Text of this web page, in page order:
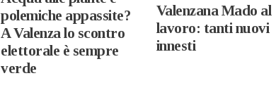
polemiche appassite?
A Valenza lo scontro
elettorale è sempre
verde
Valenzana Mado al
lavoro: tanti nuovi
innesti